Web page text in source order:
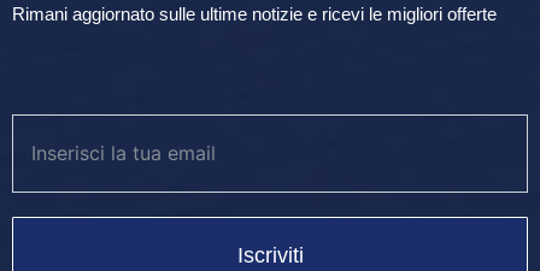
Rimani aggiornato sulle ultime notizie e ricevi le migliori offerte
Iscriviti